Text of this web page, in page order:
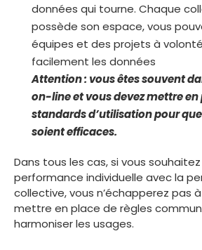
données qui tourne. Chaque
possède son espace, vous
équipes et des projets à
facilement les données
Attention : vous êtes souvent
on-line et vous devez mettre en
standards d’utilisation pour
soient efficaces.
Dans tous les cas, si vous
performance individuelle avec la
collective, vous n’échapperez pas
mettre en place de règles
harmoniser les usages.